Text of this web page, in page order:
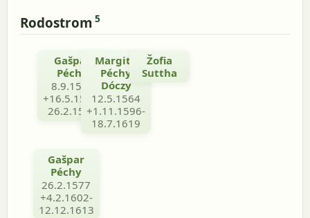
Rodostrom 5
Gašpar
Péchy
8.9.1556
+16.5.1576-
26.2.1577
Margita
Péchy
Dóczy
12.5.1564
+1.11.1596-
18.7.1619
Gašpar
Péchy
26.2.1577
+4.2.1602-
12.12.1613
Žofia
Suttha